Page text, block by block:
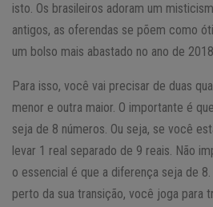
isto. Os brasileiros adoram um
antigos, as oferendas se põem como
um bolso mais abastado no ano de
Para isso, você vai precisar de duas
menor e outra maior. O importante é
seja de 8 números. Ou seja, se você
levar 1 real separado de 9 reais. Não
o essencial é que a diferença seja de 8.
perto da sua transição, você joga para